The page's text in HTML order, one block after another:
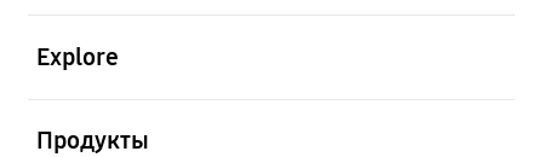
Explore
Продукты